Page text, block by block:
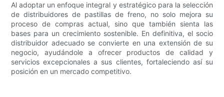
Al adoptar un enfoque integral y estratégico para la selección
de distribuidores de pastillas de freno, no solo mejora su
proceso de compras actual, sino que también sienta las
bases para un crecimiento sostenible. En definitiva, el socio
distribuidor adecuado se convierte en una extensión de su
negocio, ayudándole a ofrecer productos de calidad y
servicios excepcionales a sus clientes, fortaleciendo así su
posición en un mercado competitivo.